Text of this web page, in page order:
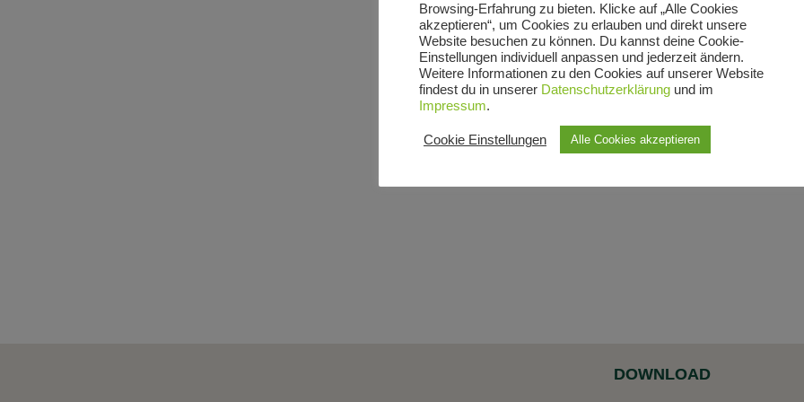
DOWNLOAD
Browsing-Erfahrung zu bieten. Klicke auf „Alle Cookies
akzeptieren“, um Cookies zu erlauben und direkt unsere
Website besuchen zu können. Du kannst deine Cookie-
Einstellungen individuell anpassen und jederzeit ändern.
Weitere Informationen zu den Cookies auf unserer Website
findest du in unserer Datenschutzerklärung und im
Impressum.
Cookie Einstellungen Alle Cookies akzeptieren